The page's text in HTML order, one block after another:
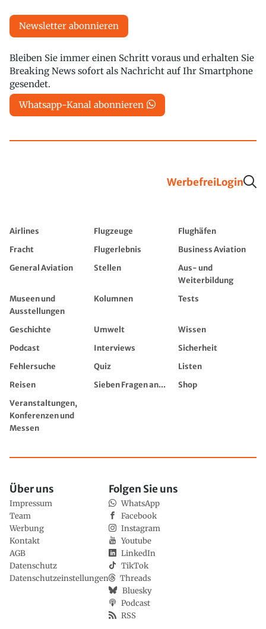
Newsletter abonnieren
Bleiben Sie immer einen Schritt voraus und erhalten Sie
Breaking News sofort als Nachricht auf Ihr Smartphone
gesendet.
Whatsapp-Kanal abonnieren
WerbefreiLogin
Airlines Flugzeuge
Flughäfen
Fracht
Flugerlebnis
Business Aviation
General Aviation
Stellen
Aus- und
Weiterbildung
Museen und
Ausstellungen
Kolumnen Tests
Geschichte Umwelt
Wissen
Podcast
Interviews
Sicherheit
Fehlersuche
Quiz
Listen
Reisen
Sieben Fragen an...
Shop
Veranstaltungen,
Konferenzen und
Messen
Über uns
Impressum
Team
Werbung
Kontakt
AGB
Datenschutz
Datenschutzeinstellungen
Folgen Sie uns
WhatsApp
Facebook
Instagram
Youtube
LinkedIn
TikTok
Threads
Bluesky
Podcast
RSS